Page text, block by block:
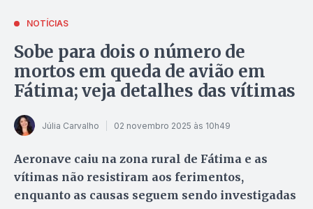
NOTÍCIAS
Sobe para dois o número de
mortos em queda de avião em
Fátima; veja detalhes das vítimas
Júlia Carvalho 02 novembro 2025 às 10h49
Aeronave caiu na zona rural de Fátima e as
vítimas não resistiram aos ferimentos,
enquanto as causas seguem sendo investigadas